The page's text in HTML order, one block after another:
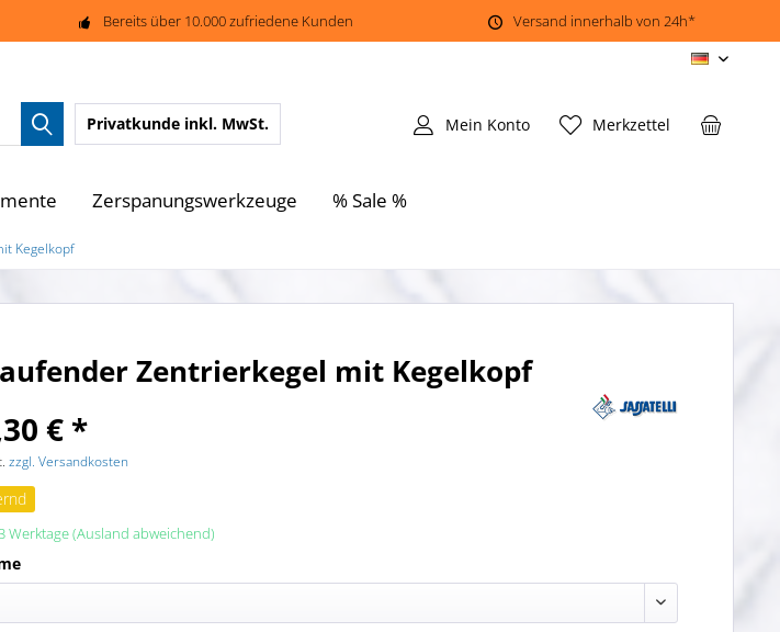
Bereits über 10.000 zufriedene Kunden Versand innerhalb von 24h*
DE
Merkzettel
Mein Konto
Privatkunde inkl. MwSt.
Zerspanungswerkzeuge % Sale %
Kegelkopf
Zentrierkegel mit Kegelkopf
€ *
zzgl. Versandkosten
Werktage (Ausland abweichend)